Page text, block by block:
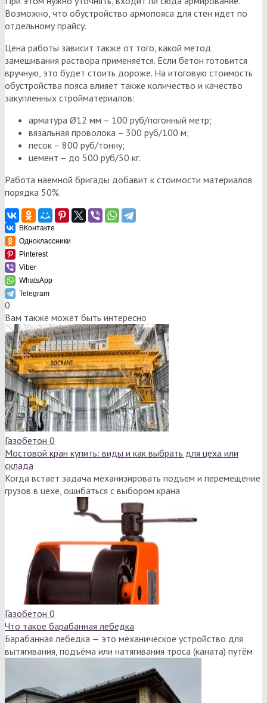
Возможно, что обустройство армопояса для стен идет по
отдельному прайсу.
Цена работы зависит также от того, какой метод
замешивания раствора применяется. Если бетон готовится
вручную, это будет стоить дороже. На итоговую стоимость
обустройства пояса влияет также количество и качество
закупленных стройматериалов:
арматура Ø12 мм – 100 руб/погонный метр;
вязальная проволока – 300 руб/100 м;
песок – 800 руб/тонну;
цемент – до 500 руб/50 кг.
Работа наемной бригады добавит к стоимости материалов
порядка 50%.
ВКонтакте
Одноклассники
Pinterest
Viber
WhatsApp
Telegram
0
Вам также может быть интересно
Газобетон 0
Мостовой кран купить: виды и как выбрать для цеха или
склада
Когда встает задача механизировать подъем и перемещение
грузов в цехе, ошибаться с выбором крана
Газобетон 0
Что такое барабанная лебедка
Барабанная лебедка — это механическое устройство для
вытягивания, подъёма или натягивания троса (каната) путём